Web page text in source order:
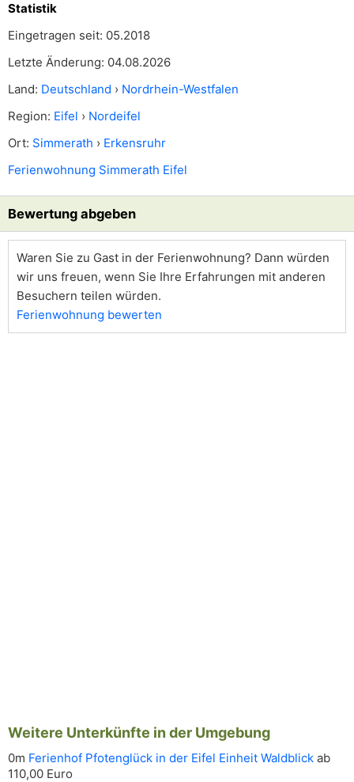
Statistik
Eingetragen seit: 05.2018
Letzte Änderung: 04.08.2026
Land: Deutschland › Nordrhein-Westfalen
Region: Eifel › Nordeifel
Ort: Simmerath › Erkensruhr
Ferienwohnung Simmerath Eifel
Bewertung abgeben
Waren Sie zu Gast in der Ferienwohnung? Dann würden
wir uns freuen, wenn Sie Ihre Erfahrungen mit anderen
Besuchern teilen würden.
Ferienwohnung bewerten
Weitere Unterkünfte in der Umgebung
0m Ferienhof Pfotenglück in der Eifel Einheit Waldblick ab
110,00 Euro